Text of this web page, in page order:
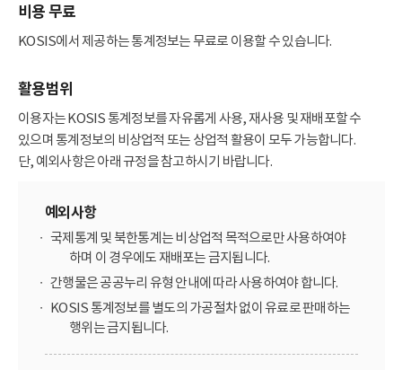
비용 무료
KOSIS에서 제공하는 통계정보는 무료로 이용할 수 있습니다.
활용범위
이용자는 KOSIS 통계정보를 자유롭게 사용, 재사용 및 재배포할 수
있으며 통계정보의 비상업적 또는 상업적 활용이 모두 가능합니다.
단, 예외사항은 아래 규정을 참고하시기 바랍니다.
예외사항
국제통계 및 북한통계는 비상업적 목적으로만 사용하여야
하며 이 경우에도 재배포는 금지됩니다.
간행물은 공공누리 유형 안내에 따라 사용하여야 합니다.
KOSIS 통계정보를 별도의 가공절차 없이 유료로 판매하는
행위는 금지됩니다.